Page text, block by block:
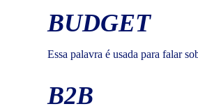
BUDGET
Essa palavra é usada para falar
B2B